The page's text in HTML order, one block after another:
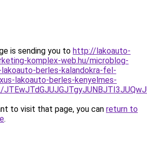
is sending you to http://lakoauto-
komplex-web.hu/microblog-
berles-kalandokra-fel-
lakoauto-berles-kenyelmes-
to visit that page, you can return to
.